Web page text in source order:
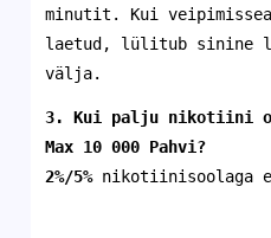
minutit. Kui
laetud, lülitub sinine
välja.
3. Kui palju nikotiini
Max 10 000 Pahvi?
2%/5%nikotiinisoolaga